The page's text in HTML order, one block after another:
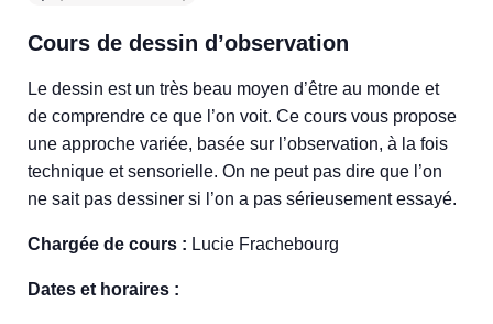
Cours de dessin d’observation
Le dessin est un très beau moyen d’être au monde et
de comprendre ce que l’on voit. Ce cours vous propose
une approche variée, basée sur l’observation, à la fois
technique et sensorielle. On ne peut pas dire que l’on
ne sait pas dessiner si l’on a pas sérieusement essayé.
Chargée de cours : Lucie Frachebourg
Dates et horaires :